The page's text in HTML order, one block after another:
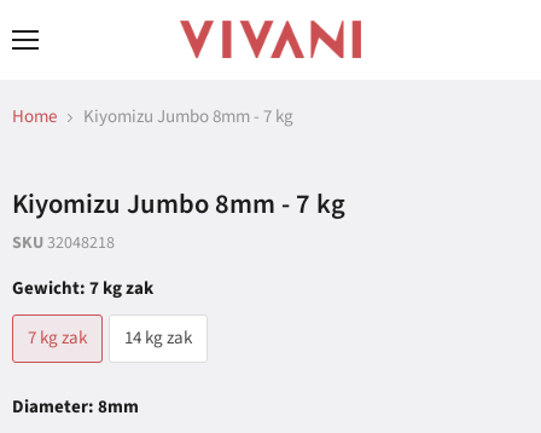
Home Kiyomizu Jumbo 8mm - 7 kg
Kiyomizu Jumbo 8mm - 7 kg
SKU32048218
Gewicht:7 kg zak
7 kg zak
14 kg zak
Diameter:8mm